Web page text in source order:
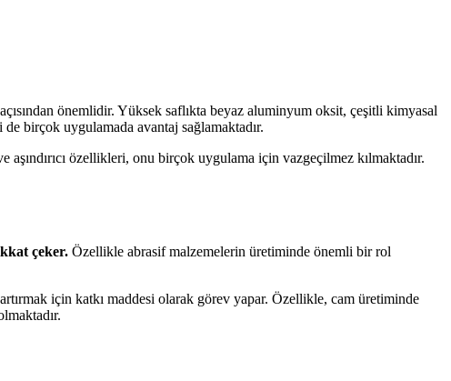
önemlidir. Yüksek saflıkta beyaz aluminyum oksit, çeşitli kimyasal
birçok uygulamada avantaj sağlamaktadır.
özellikleri, onu birçok uygulama için vazgeçilmez kılmaktadır.
çeker. Özellikle abrasif malzemelerin üretiminde önemli bir rol
artırmak için katkı maddesi olarak görev yapar. Özellikle, cam üretiminde